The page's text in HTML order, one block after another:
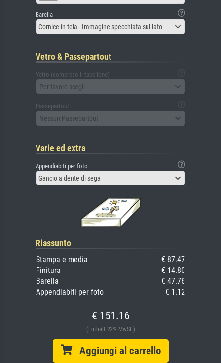
Barella
Cornice in tela - Immagine specchiata sul lato
Vetro & Passepartout
Vetro (compreso il tabellone)
Per favore scegli
Passepartout
Nessun Passepartout
Varie ed extra
Appendiabiti per foto
Gancio a dente di sega
Riassunto
Stampa e media
€ 87.47
Finitura
€ 14.80
Barella
€ 47.76
Appendiabiti per foto
€ 1.12
€ 151.16
(Enthält 22% MwSt.)
Aggiungi al carrello